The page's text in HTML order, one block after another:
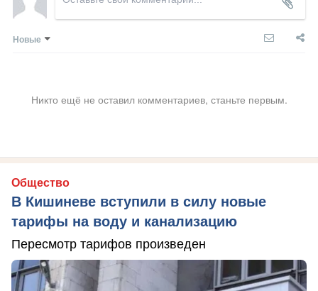
Новые
Никто ещё не оставил комментариев, станьте первым.
Общество
В Кишиневе вступили в силу новые
тарифы на воду и канализацию
Пересмотр тарифов произведен